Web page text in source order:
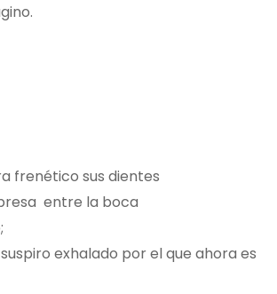
frenético sus dientes
entre la boca
exhalado por el que ahora es